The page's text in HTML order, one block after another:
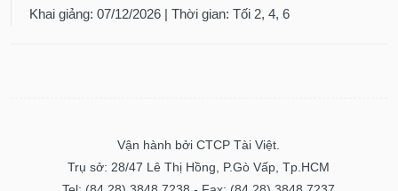
Khai giảng: 07/12/2026 | Thời gian: Tối 2, 4, 6
Vận hành bởi CTCP Tài Việt.
Trụ sở: 28/47 Lê Thị Hồng, P.Gò Vấp, Tp.HCM